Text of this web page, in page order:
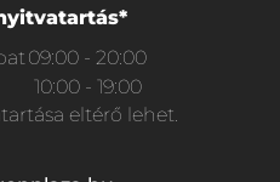
09:00 - 20:00
10:00 - 19:00
eltérő lehet.